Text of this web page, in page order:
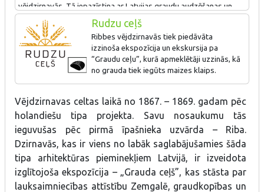
vējdzirnavās. Tā iepazīstina ar Latvijas graudu audzēšanas un
pārstrādes tradīcijām, vienlaikus uzturot Latvijā vienīgās, tik labā
tehniskā stāvoklī esošās vējdzirnavas. Apmeklētāji var gida
pavadībā iepazīt dzirnavas un piedalīties pīrāgu cepšanā.
Rudzu ceļš
Ribbes vējdzirnavās tiek piedāvāta
izzinoša ekspozīcija un ekskursija pa
“Graudu ceļu”, kurā apmeklētāji uzzinās, kā
no grauda tiek iegūts maizes klaips.
Vējdzirnavas celtas laikā no 1867. – 1869. gadam pēc
holandiešu tipa projekta. Savu nosaukumu tās
ieguvušas pēc pirmā īpašnieka uzvārda – Riba.
Dzirnavās, kas ir viens no labāk saglabājušamies šāda
tipa arhitektūras pieminekļiem Latvijā, ir izveidota
izglītojoša ekspozīcija – „Grauda ceļš”, kas stāsta par
lauksaimniecības attīstību Zemgalē, graudkopības un